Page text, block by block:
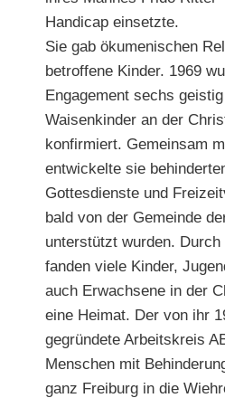
Handicap einsetzte.
Sie gab ökumenischen
betroffene Kinder. 1969
Engagement sechs
Waisenkinder an der
konfirmiert. Gemeinsam
entwickelte sie
Gottesdienste und
bald von der Gemeinde
unterstützt wurden.
fanden viele Kinder,
auch Erwachsene in der
eine Heimat. Der von ihr
gegründete Arbeitskreis
Menschen mit
ganz Freiburg in die